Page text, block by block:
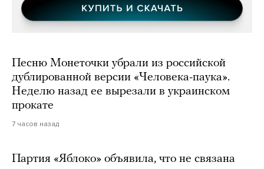
Песню Монеточки убрали из российской
дублированной версии «Человека-паука».
Неделю назад ее вырезали в украинском
прокате
7 часов назад
Партия «Яблоко» объявила, что не связана